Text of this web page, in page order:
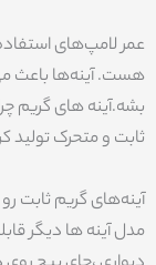
عمر لامپ‌های
هست. آینه‌ها باعث
بشه.آینه های گریم
ثابت و متحرک تولید
آینه‌های گریم ثابت
مدل آینه ها دیگر